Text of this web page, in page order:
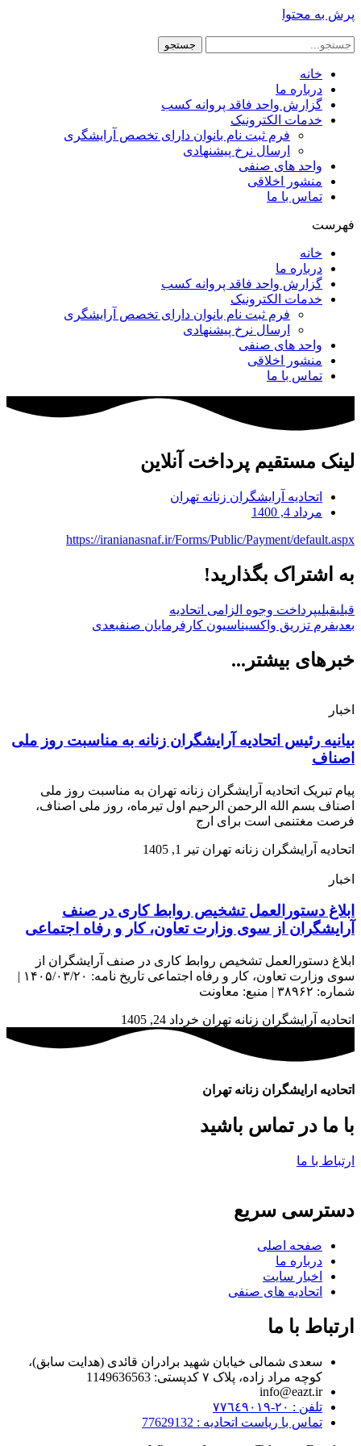
پرش به محتوا
جستجو
خانه
درباره ما
گزارش واحد فاقد پروانه کسب
خدمات الکترونیک
فرم ثبت نام بانوان دارای تخصص آرایشگری
ارسال نرخ پیشنهادی
واحد های صنفی
منشور اخلاقی
تماس با ما
فهرست
خانه
درباره ما
گزارش واحد فاقد پروانه کسب
خدمات الکترونیک
فرم ثبت نام بانوان دارای تخصص آرایشگری
ارسال نرخ پیشنهادی
واحد های صنفی
منشور اخلاقی
تماس با ما
لینک مستقیم پرداخت آنلاین
اتحادیه آرایشگران زنانه تهران
مرداد 4, 1400
https://iranianasnaf.ir/Forms/Public/Payment/default.aspx
به اشتراک بگذارید!
قبلیقبلیپرداخت وجوه الزامی اتحادیه
بعدیفرم تزریق واکسیناسیون کارفرمایان صنفبعدی
خبرهای بیشتر...
اخبار
بیانیه رئیس اتحادیه آرایشگران زنانه به مناسبت روز ملی
اصناف
پیام تبریک اتحادیه آرایشگران زنانه تهران به مناسبت روز ملی
اصناف بسم الله الرحمن الرحیم اول تیرماه، روز ملی اصناف،
فرصت مغتنمی است برای ارج
اتحادیه آرایشگران زنانه تهران تیر 1, 1405
اخبار
ابلاغ دستورالعمل تشخیص روابط کاری در صنف
آرایشگران از سوی وزارت تعاون، کار و رفاه اجتماعی
ابلاغ دستورالعمل تشخیص روابط کاری در صنف آرایشگران از
سوی وزارت تعاون، کار و رفاه اجتماعی تاریخ نامه: ۱۴۰۵/۰۳/۲۰ |
شماره: ۳۸۹۶۲ | منبع: معاونت
اتحادیه آرایشگران زنانه تهران خرداد 24, 1405
اتحادیه ارایشگران زنانه تهران
با ما در تماس باشید
ارتباط با ما
دسترسی سریع
صفحه اصلی
درباره ما
اخبار سایت
اتحادیه های صنفی
ارتباط با ما
سعدی شمالی خیابان شهید برادران قائدی (هدایت سابق)،
کوچه مراد زاده، پلاک ۷ کدپستی: 1149636563
info@eazt.ir
تلفن : ٢٠-٧٧٦٤٩٠١٩
تماس با ریاست اتحادیه : 77629132